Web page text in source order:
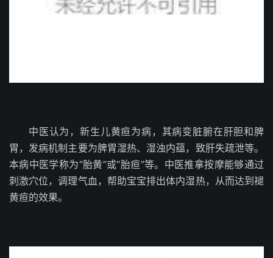
中医认为，新生儿黄疸为病，其病变脏腑在肝胆和脾
胃，发病机制主要为脾胃湿热、湿浊内蕴，致肝失疏泄等。
本病中医学称为“胎黄”或“胎疸”等。中医推拿按摩能够通过
刺激穴位，调理气血，帮助宝宝排出体内湿热，从而达到褪
黄疸的效果。